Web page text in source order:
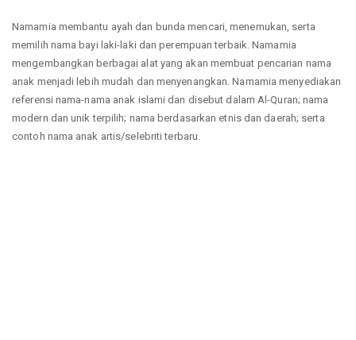
Namamia membantu ayah dan bunda mencari, menemukan, serta
memilih nama bayi laki-laki dan perempuan terbaik. Namamia
mengembangkan berbagai alat yang akan membuat pencarian nama
anak menjadi lebih mudah dan menyenangkan. Namamia menyediakan
referensi nama-nama anak islami dan disebut dalam Al-Quran; nama
modern dan unik terpilih; nama berdasarkan etnis dan daerah; serta
contoh nama anak artis/selebriti terbaru.